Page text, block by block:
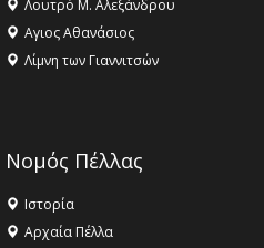
Λουτρό Μ. Αλεξάνδρου
Αγιος Αθανάσιος
Λίμνη των Γιαννιτσών
Νομός Πέλλας
Ιστορία
Αρχαία Πέλλα